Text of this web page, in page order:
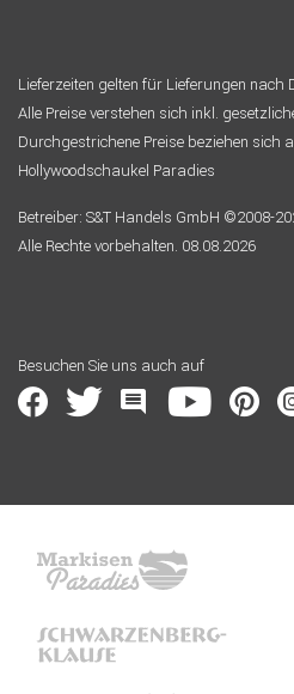
Lieferzeiten gelten für Lieferungen nach
Alle Preise verstehen sich inkl.
Durchgestrichene Preise beziehen sich
Hollywoodschaukel Paradies
Betreiber: S&T Handels GmbH ©2008-
Alle Rechte vorbehalten. 08.08.2026
Besuchen Sie uns auch auf